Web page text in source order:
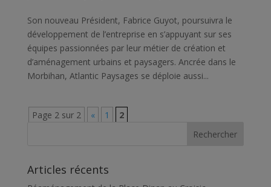
Son nouveau Président, Fabrice Guyot, poursuivra le
développement de l’entreprise en s’appuyant sur ses
équipes passionnées par leur métier de création et
d’aménagement urbains et paysagers. Ancrée dans le
Morbihan, Atlantic Paysages se déploie aussi...
Page 2 sur 2 « 1 2
Articles récents